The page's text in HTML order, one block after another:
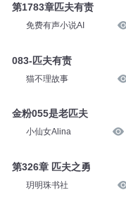
第1783章匹夫有责
免费有声小说AI
083-匹夫有责
猫不理故事
金粉055是老匹夫
小仙女Alina
第326章 匹夫之勇
玥明珠书社